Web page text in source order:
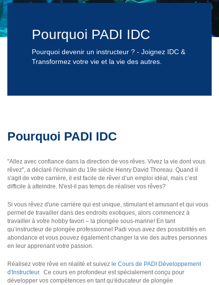
Pourquoi PADI IDC
Pourquoi devenir un instructeur ? - Joignez IDC &
Transformez votre vie et la vie des autres.
Pourquoi PADI IDC
"Allez avec confiance dans la direction de vos rêves. Vivez la vie dont vous
rêvez", a déclaré l'écrivain du 19e siècle Henry David Thoreau. Quand il
s'agit de votre carrière, il est facile de rêver d’un emploi idéal, mais c’est
difficile à atteindre. N'est-il pas temps de réaliser vos rêves?
Si vous rêvez d'une carrière qui est unique, stimulant et amusant et qui vous
permet de travailler dans des endroits exotiques, alors commencez à
travailler à votre hobby favori – la plongée sous-marine! En tant
qu’instructeur de plongée professionnel Padi vous avez des possibilités en
abondance et vous pouvez également changer la vie des autres personnes
en leur apprenant votre passion.
Réalisez votre rêve en réalité et suivez le Cours de PADI Développement
d'Instructeur. Ce cours en profondeur est spécialement conçu pour
développer vos compétences en tant qu'éducateur de plongée